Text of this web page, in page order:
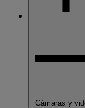
Cámaras y